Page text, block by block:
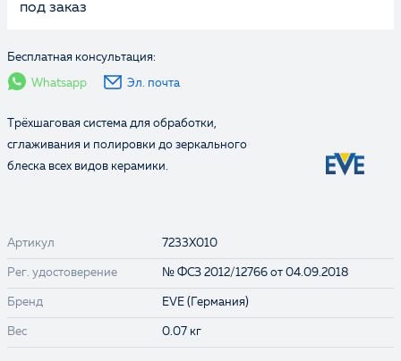
под заказ
Бесплатная консультация:
Whatsapp Эл. почта
Трёхшаговая система для обработки,
сглаживания и полировки до зеркального
блеска всех видов керамики.
Артикул 7233X010
Рег. удостоверение № ФСЗ 2012/12766 от 04.09.2018
Бренд EVE (Германия)
Вес 0.07 кг